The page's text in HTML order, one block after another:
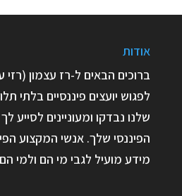
אודות
ברוכים הבאים ל-רז עצמון (רזי
לפגוש יועצים פיננסיים בלתי
שלנו נבדקו ומעוניינים לסייע
הפיננסי שלך. אנשי המקצוע
מידע מועיל לגבי מי הם ולמי